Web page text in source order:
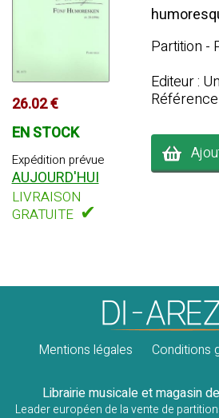
26.02 €
EN STOCK
Expédition prévue
AUJOURD'HUI
LIVRAISON
GRATUITE ✔
Partition -
Editeur :
Mentions légales Conditions
Librairie musicale et magasin
Leader européen de la vente de